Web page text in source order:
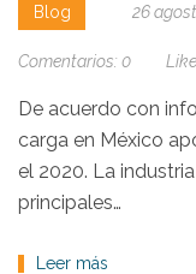
Blog 26
Comentarios: 0
De acuerdo con
carga en México
el 2020. La
principales…
Leer más